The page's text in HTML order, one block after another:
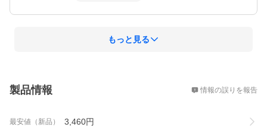
もっと見る
製品情報 情報の誤りを報告
最安値（新品） 3,460円